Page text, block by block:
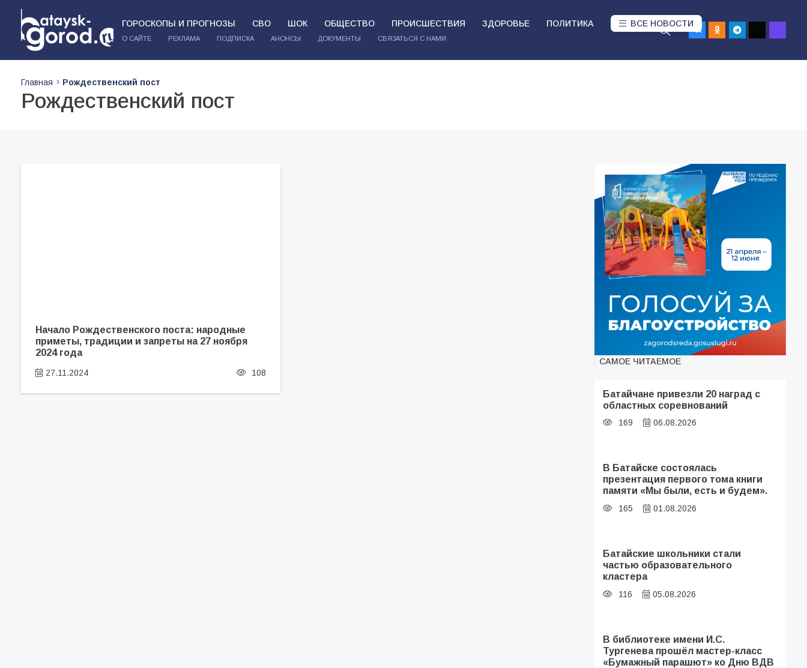
ГОРОСКОПЫ И ПРОГНОЗЫ СВО ШОК ОБЩЕСТВО ПРОИСШЕСТВИЯ ЗДОРОВЬЕ ПОЛИТИКА ВСЕ НОВОСТИ
О САЙТЕ РЕКЛАМА ПОДПИСКА АНОНСЫ ДОКУМЕНТЫ СВЯЗАТЬСЯ С НАМИ
Главная Рождественский пост
Рождественский пост
Начало Рождественского поста: народные
приметы, традиции и запреты на 27 ноября
2024 года
27.11.2024 108
САМОЕ ЧИТАЕМОЕ
Батайчане привезли 20 наград с
областных соревнований
169 06.08.2026
В Батайске состоялась
презентация первого тома книги
памяти «Мы были, есть и будем».
165 01.08.2026
Батайские школьники стали
частью образовательного
кластера
116 05.08.2026
В библиотеке имени И.С.
Тургенева прошёл мастер-класс
«Бумажный парашют» ко Дню ВДВ